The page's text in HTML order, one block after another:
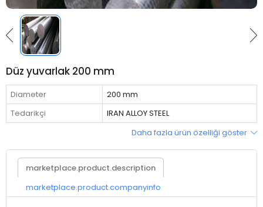
Düz yuvarlak 200 mm
Diameter
200 mm
Tedarikçi
IRAN ALLOY STEEL
Daha fazla ürün özelliği göster
marketplace.product.description
marketplace.product.companyinfo